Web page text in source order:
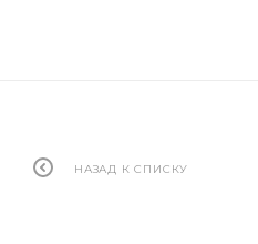
НАЗАД К СПИСКУ